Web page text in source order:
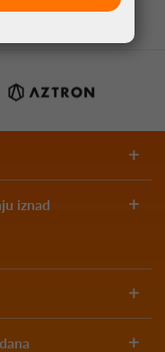
iznad